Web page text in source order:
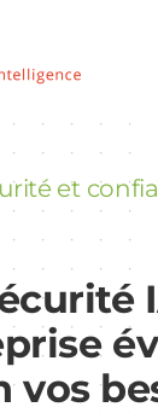
et
vos